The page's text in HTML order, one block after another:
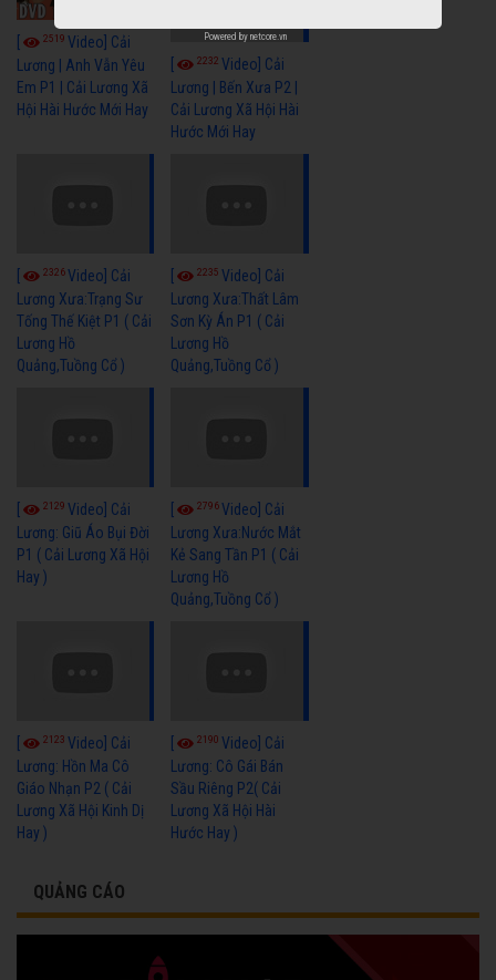
2519 Video] Cải
Lương | Anh Vẫn Yêu
Em P1 | Cải Lương Xã
Hội Hài Hước Mới Hay
2232Video] Cải
Lương | Bến Xưa P2 |
Cải Lương Xã Hội Hài
Hước Mới Hay
2326Video] Cải
Lương Xưa:Trạng Sư
Tống Thế Kiệt P1 ( Cải
Lương Hồ
Quảng,Tuồng Cổ )
2235Video] Cải
Lương Xưa:Thất Lâm
Sơn Kỳ Án P1 ( Cải
Lương Hồ
Quảng,Tuồng Cổ )
2129 Video] Cải
Lương: Giũ Áo Bụi Đời
P1 ( Cải Lương Xã Hội
Hay )
2796Video] Cải
Lương Xưa:Nước Mắt
Kẻ Sang Tần P1 ( Cải
Lương Hồ
Quảng,Tuồng Cổ )
2123 Video] Cải
Lương: Hồn Ma Cô
Giáo Nhạn P2 ( Cải
Lương Xã Hội Kinh Dị
Hay )
2190Video] Cải
Lương: Cô Gái Bán
Sầu Riêng P2( Cải
Lương Xã Hội Hài
Hước Hay )
QUẢNG CÁO
Powered by netcore.vn